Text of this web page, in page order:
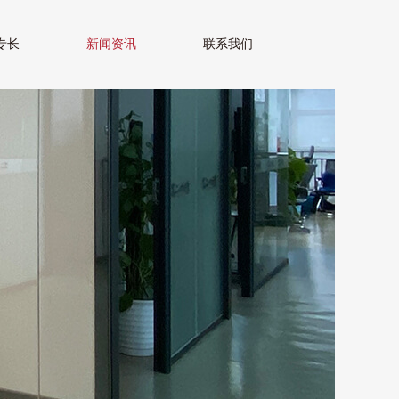
长 新闻资讯 联系我们